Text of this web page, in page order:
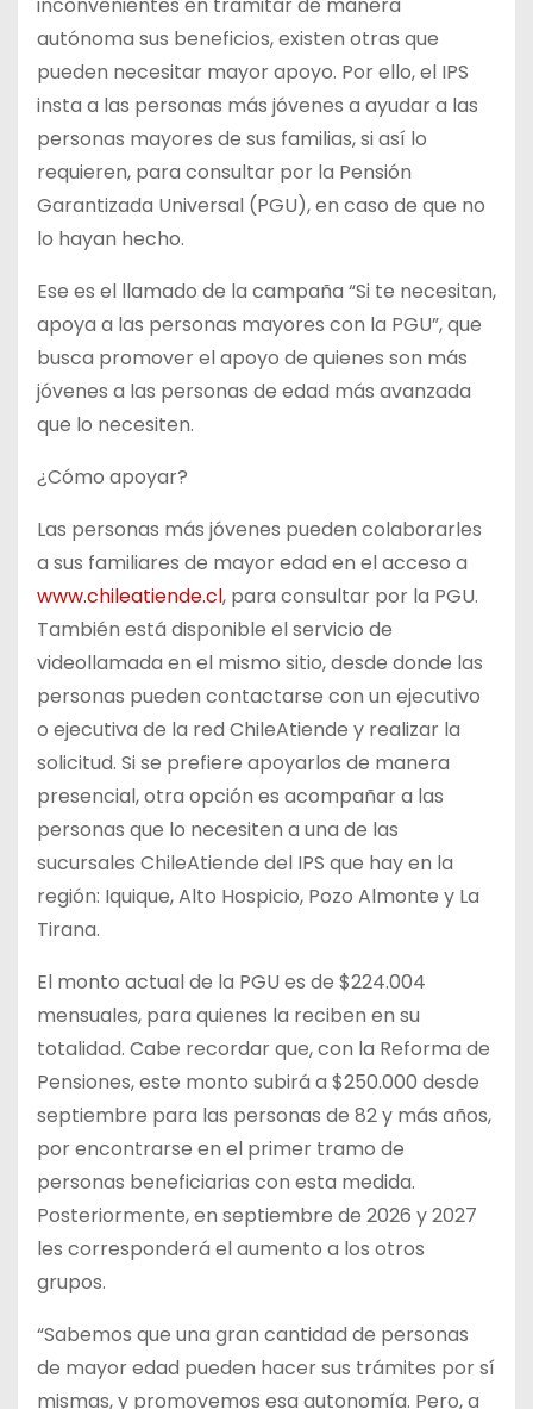
inconvenientes en tramitar de manera
autónoma sus beneficios, existen otras que
pueden necesitar mayor apoyo. Por ello, el IPS
insta a las personas más jóvenes a ayudar a las
personas mayores de sus familias, si así lo
requieren, para consultar por la Pensión
Garantizada Universal (PGU), en caso de que no
lo hayan hecho.
Ese es el llamado de la campaña “Si te necesitan,
apoya a las personas mayores con la PGU”, que
busca promover el apoyo de quienes son más
jóvenes a las personas de edad más avanzada
que lo necesiten.
¿Cómo apoyar?
Las personas más jóvenes pueden colaborarles
a sus familiares de mayor edad en el acceso a
www.chileatiende.cl, para consultar por la PGU.
También está disponible el servicio de
videollamada en el mismo sitio, desde donde las
personas pueden contactarse con un ejecutivo
o ejecutiva de la red ChileAtiende y realizar la
solicitud. Si se prefiere apoyarlos de manera
presencial, otra opción es acompañar a las
personas que lo necesiten a una de las
sucursales ChileAtiende del IPS que hay en la
región: Iquique, Alto Hospicio, Pozo Almonte y La
Tirana.
El monto actual de la PGU es de $224.004
mensuales, para quienes la reciben en su
totalidad. Cabe recordar que, con la Reforma de
Pensiones, este monto subirá a $250.000 desde
septiembre para las personas de 82 y más años,
por encontrarse en el primer tramo de
personas beneficiarias con esta medida.
Posteriormente, en septiembre de 2026 y 2027
les corresponderá el aumento a los otros
grupos.
“Sabemos que una gran cantidad de personas
de mayor edad pueden hacer sus trámites por sí
mismas, y promovemos esa autonomía. Pero, a